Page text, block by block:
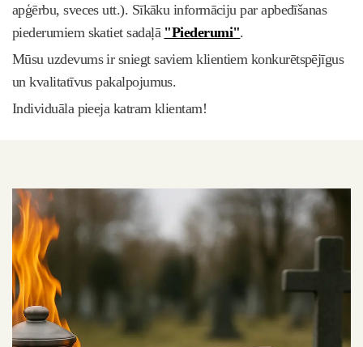
apģērbu, sveces utt.). Sīkāku informāciju par apbedīšanas
piederumiem skatiet sadaļā "Piederumi".
Mūsu uzdevums ir sniegt saviem klientiem konkurētspējīgus
un kvalitatīvus pakalpojumus.
Individuāla pieeja katram klientam!